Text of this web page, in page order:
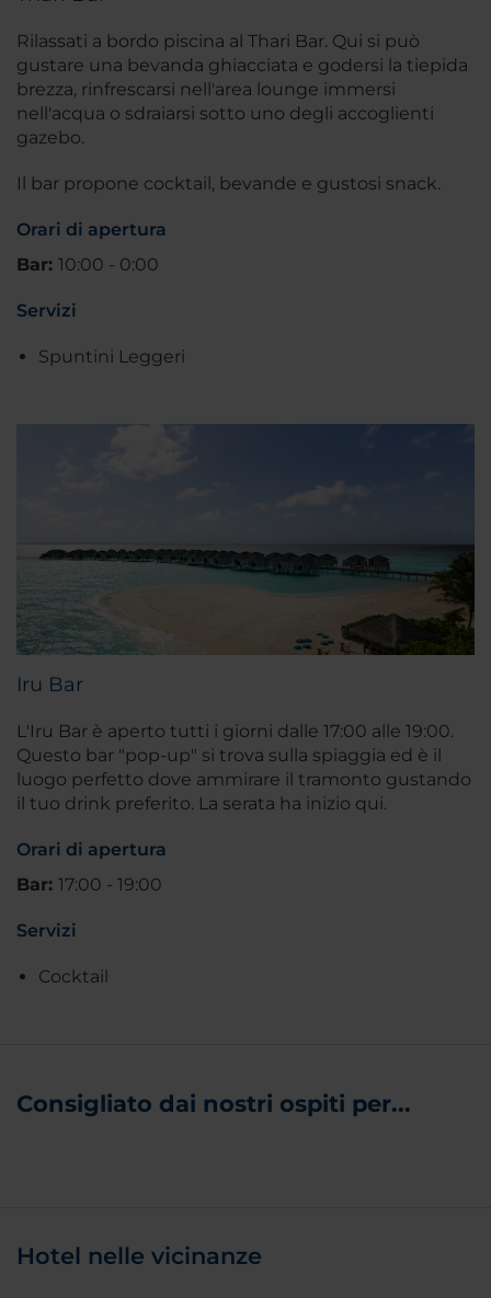
Rilassati a bordo piscina al Thari Bar. Qui si può
gustare una bevanda ghiacciata e godersi la tiepida
brezza, rinfrescarsi nell'area lounge immersi
nell'acqua o sdraiarsi sotto uno degli accoglienti
gazebo.
Il bar propone cocktail, bevande e gustosi snack.
Orari di apertura
Bar: 10:00 - 0:00
Servizi
Spuntini Leggeri
Iru Bar
L'Iru Bar è aperto tutti i giorni dalle 17:00 alle 19:00.
Questo bar "pop-up" si trova sulla spiaggia ed è il
luogo perfetto dove ammirare il tramonto gustando
il tuo drink preferito. La serata ha inizio qui.
Orari di apertura
Bar: 17:00 - 19:00
Servizi
Cocktail
Consigliato dai nostri ospiti per...
Hotel nelle vicinanze